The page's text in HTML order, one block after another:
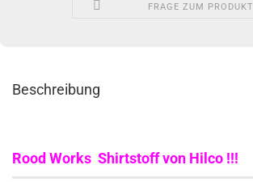
FRAGE ZUM PRODUKT
Beschreibung
Rood Works Shirtstoff von Hilco !!!